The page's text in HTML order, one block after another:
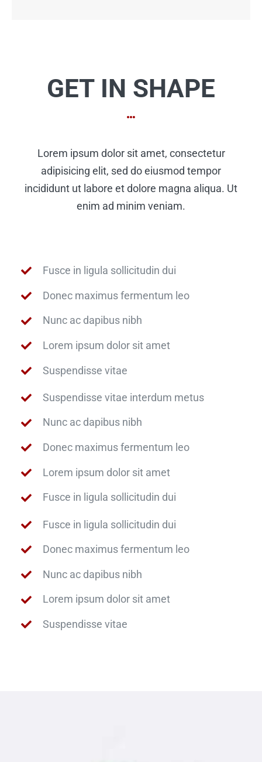
GET IN SHAPE
Lorem ipsum dolor sit amet, consectetur
adipisicing elit, sed do eiusmod tempor
incididunt ut labore et dolore magna aliqua. Ut
enim ad minim veniam.
Fusce in ligula sollicitudin dui
Donec maximus fermentum leo
Nunc ac dapibus nibh
Lorem ipsum dolor sit amet
Suspendisse vitae
Suspendisse vitae interdum metus
Nunc ac dapibus nibh
Donec maximus fermentum leo
Lorem ipsum dolor sit amet
Fusce in ligula sollicitudin dui
Fusce in ligula sollicitudin dui
Donec maximus fermentum leo
Nunc ac dapibus nibh
Lorem ipsum dolor sit amet
Suspendisse vitae